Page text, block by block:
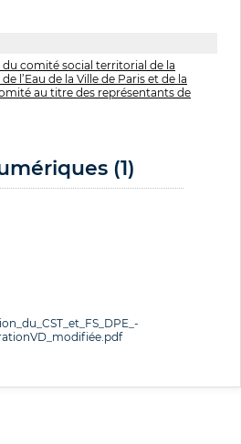
comité social territorial de la
l’Eau de la Ville de Paris et de la
au titre des représentants de
(1)